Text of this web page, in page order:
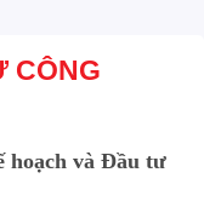
CÔNG
hoạch và Đầu tư